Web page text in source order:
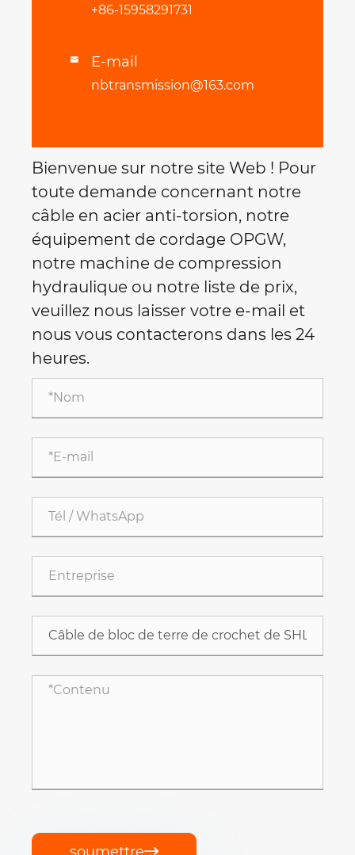
+86-15958291731
 E-mail
nbtransmission@163.com
Bienvenue sur notre site Web ! Pour
toute demande concernant notre
câble en acier anti-torsion, notre
équipement de cordage OPGW,
notre machine de compression
hydraulique ou notre liste de prix,
veuillez nous laisser votre e-mail et
nous vous contacterons dans les 24
heures.
